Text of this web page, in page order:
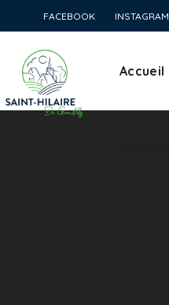
FACEBOOK INSTAGRAM
Accueil